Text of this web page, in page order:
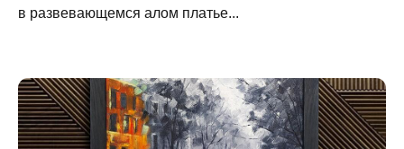
в развевающемся алом платье...